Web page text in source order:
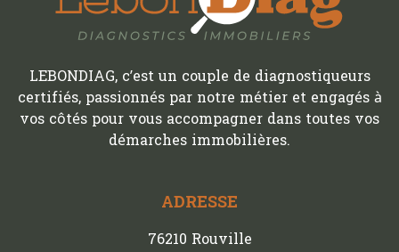
LEBONDIAG, c’est un couple de diagnostiqueurs
certifiés, passionnés par notre métier et engagés à
vos côtés pour vous accompagner dans toutes vos
démarches immobilières.
ADRESSE
76210 Rouville